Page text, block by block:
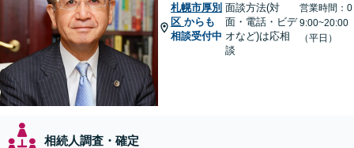
札幌市厚別
区 からも
相談受付中
面談方法(対
面・電話・ビデ
オなど)は応相
談
営業時間：0
9:00~20:00
（平日）
相続人調査・確定